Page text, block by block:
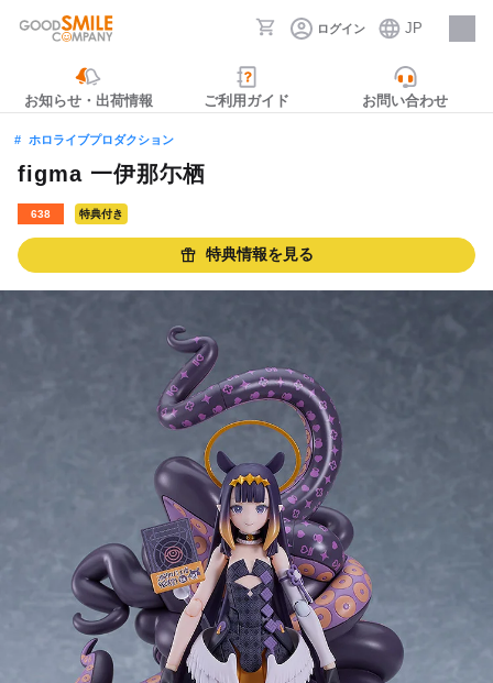
ログイン JP
採用情報
お知らせ・出荷情報 ご利用ガイド お問い合わせ
ホロライブプロダクション
figma 一伊那尓栖
638 特典付き
特典情報を見る